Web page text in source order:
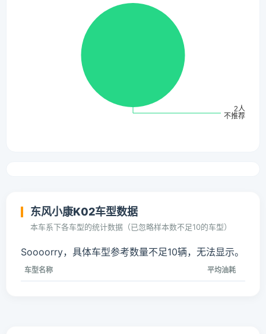
东风小康K02车型数据
本车系下各车型的统计数据（已忽略样本数不足10的车型）
Soooorry，具体车型参考数量不足10辆，无法显示。
车型名称 平均油耗